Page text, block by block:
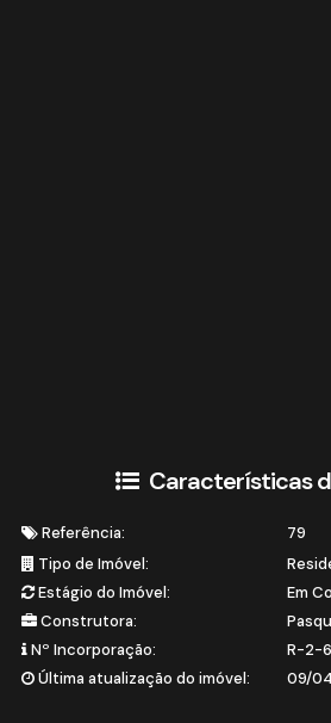
Características
Referência:
79
Tipo de Imóvel:
Estágio do Imóvel:
Em
Construtora:
Nº Incorporação:
R-2-
Última atualização do imóvel:
09/